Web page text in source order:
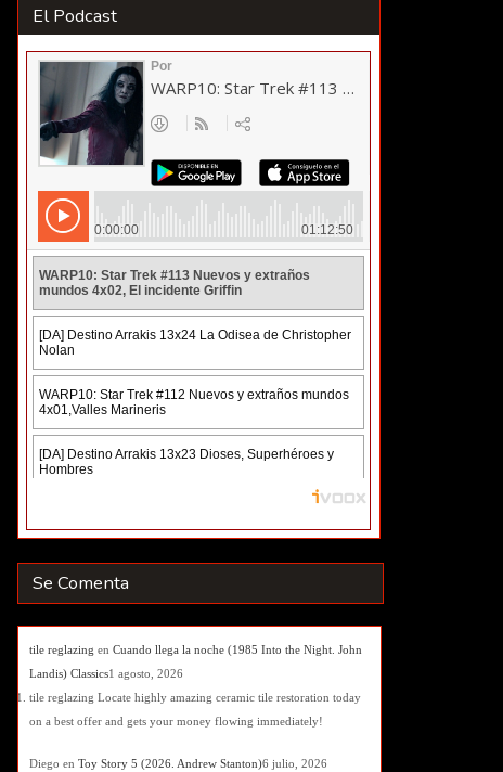
El Podcast
Se Comenta
tile reglazing en Cuando llega la noche (1985 Into the Night. John
Landis) Classics1 agosto, 2026
tile reglazing Locate highly amazing ceramic tile restoration today
on a best offer and gets your money flowing immediately!
Diego en Toy Story 5 (2026. Andrew Stanton)6 julio, 2026